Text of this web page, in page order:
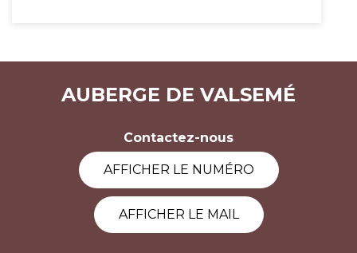
AUBERGE DE VALSEMÉ
Contactez-nous
AFFICHER LE NUMÉRO
AFFICHER LE MAIL